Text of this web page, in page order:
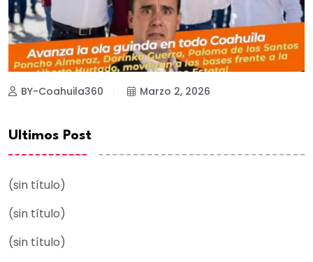
BY-Coahuila360 Marzo 2, 2026
Ultimos Post
(sin título)
(sin título)
(sin título)